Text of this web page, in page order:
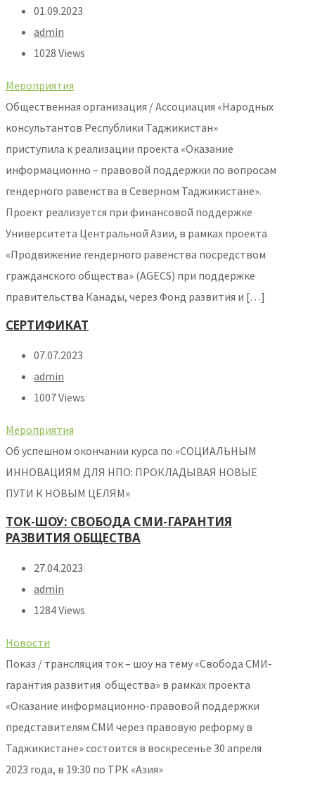
01.09.2023
admin
1028 Views
Мероприятия
Общественная организация / Ассоциация «Народных
консультантов Республики Таджикистан»
приступила к реализации проекта «Оказание
информационно – правовой поддержки по вопросам
гендерного равенства в Северном Таджикистане».
Проект реализуется при финансовой поддержке
Университета Центральной Азии, в рамках проекта
«Продвижение гендерного равенства посредством
гражданского общества» (AGECS) при поддержке
правительства Канады, через Фонд развития и […]
СЕРТИФИКАТ
07.07.2023
admin
1007 Views
Мероприятия
Об успешном окончании курса по «СОЦИАЛЬНЫМ
ИННОВАЦИЯМ ДЛЯ НПО: ПРОКЛАДЫВАЯ НОВЫЕ
ПУТИ К НОВЫМ ЦЕЛЯМ»
ТОК-ШОУ: СВОБОДА СМИ-ГАРАНТИЯ
РАЗВИТИЯ ОБЩЕСТВА
27.04.2023
admin
1284 Views
Новости
Показ / трансляция ток – шоу на тему «Свобода СМИ-
гарантия развития общества» в рамках проекта
«Оказание информационно-правовой поддержки
представителям СМИ через правовую реформу в
Таджикистане» состоится в воскресенье 30 апреля
2023 года, в 19:30 по ТРК «Азия»